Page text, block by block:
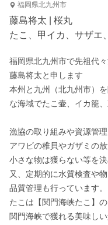
福岡県北九州市
藤島将太 | 桜丸
たこ、甲イカ、サザエ
福岡県北九州市で先祖代
藤島将太と申します
本州と九州（北九州市）
な海域でたこ壷、イカ籠
漁協の取り組みや資源管理
アワビの稚貝やガザミの
小さな物は獲らない等を決
又、定期的に水質検査や
品質管理も行っています。
たこは【関門海峡たこ】
関門海峡で獲れる美味し